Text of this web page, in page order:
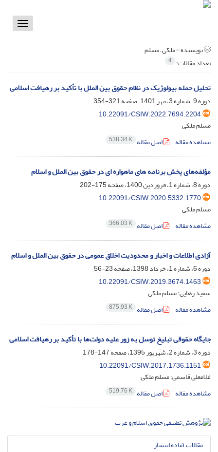
Toggle
نویسنده =ملکی، مسلم
تعداد مقالات: 4
تحلیل حمله بیولوژیک در نظام حقوق بین الملل با تأکید بر رهیافت اسلامی
دوره 9، شماره 3، مهر 1401، صفحه
321-354
10.22091/CSIW.2022.7694.2204
مسلم ملکی
مشاهده مقاله
اصل مقاله 538.34 K
مؤلفه‌های پخش برنامه های ماهواره ای در حقوق بین الملل و اسلام
دوره 8، شماره 1، فروردین 1400، صفحه
175-202
10.22091/CSIW.2020.5332.1770
مسلم ملکی
مشاهده مقاله
اصل مقاله 366.03 K
آزادی اطلاعات و اخبار و محدودیت اخلاق عمومی در حقوق بین الملل و اسلام
دوره 6، شماره 1، خرداد 1398، صفحه
23-56
10.22091/CSIW.2019.3674.1463
سعید رهایی؛ مسلم ملکی
مشاهده مقاله
اصل مقاله 875.93 K
جایگاه حقوقی تبلیغ توسل به زور علیه دولت‌ها با تأکید بر رهیافت اسلامی
دوره 3، شماره 2، شهریور 1395، صفحه
147-178
10.22091/CSIW.2017.1736.1151
غلامعلی قاسمی؛ مسلم ملکی
مشاهده مقاله
اصل مقاله 519.76 K
مقالات آماده انتشار